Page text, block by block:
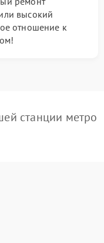
высокий
отношение к
станции метро